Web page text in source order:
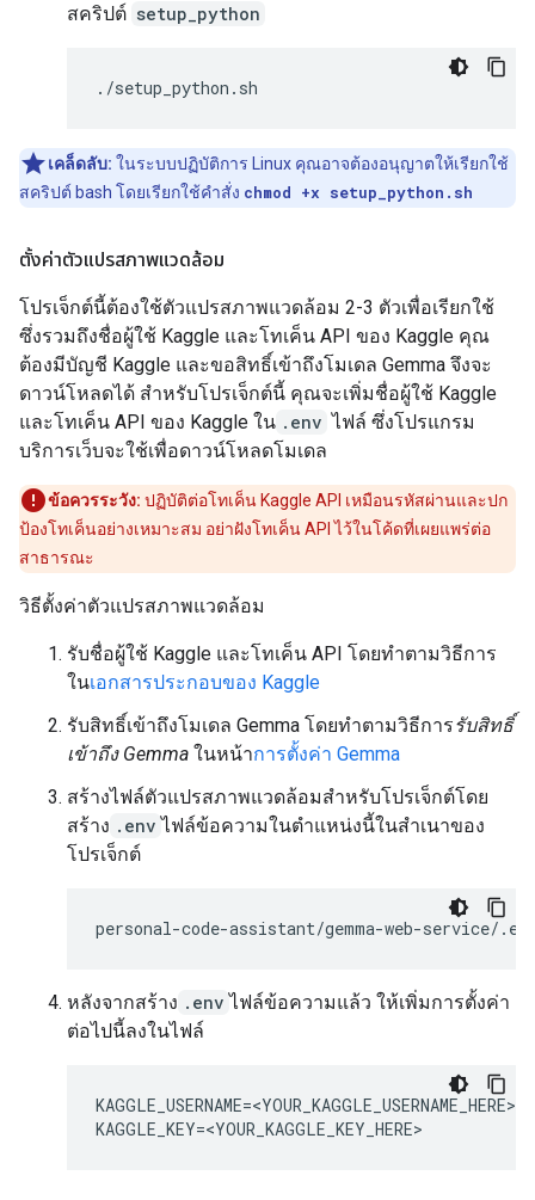
สคริปต์ setup_python
เคล็ดลับ: ในระบบปฏิบัติการ Linux คุณอาจต้องอนุญาตให้เรียกใช้
สคริปต์ bash โดยเรียกใช้คำสั่ง chmod +x setup_python.sh
ตั้งค่าตัวแปรสภาพแวดล้อม
โปรเจ็กต์นี้ต้องใช้ตัวแปรสภาพแวดล้อม 2-3 ตัวเพื่อเรียกใช้
ซึ่งรวมถึงชื่อผู้ใช้ Kaggle และโทเค็น API ของ Kaggle คุณ
ต้องมีบัญชี Kaggle และขอสิทธิ์เข้าถึงโมเดล Gemma จึงจะ
ดาวน์โหลดได้ สำหรับโปรเจ็กต์นี้ คุณจะเพิ่มชื่อผู้ใช้ Kaggle
และโทเค็น API ของ Kaggle ใน .env ไฟล์ ซึ่งโปรแกรม
บริการเว็บจะใช้เพื่อดาวน์โหลดโมเดล
ข้อควรระวัง: ปฏิบัติต่อโทเค็น Kaggle API เหมือนรหัสผ่านและปก
ป้องโทเค็นอย่างเหมาะสม อย่าฝังโทเค็น API ไว้ในโค้ดที่เผยแพร่ต่อ
สาธารณะ
วิธีตั้งค่าตัวแปรสภาพแวดล้อม
รับชื่อผู้ใช้ Kaggle และโทเค็น API โดยทำตามวิธีการ
ในเอกสารประกอบของ Kaggle
รับสิทธิ์เข้าถึงโมเดล Gemma โดยทำตามวิธีการรับสิทธิ์
เข้าถึง Gemma ในหน้าการตั้งค่า Gemma
สร้างไฟล์ตัวแปรสภาพแวดล้อมสำหรับโปรเจ็กต์โดย
สร้าง .env ไฟล์ข้อความในตำแหน่งนี้ในสำเนาของ
โปรเจ็กต์
หลังจากสร้าง .env ไฟล์ข้อความแล้ว ให้เพิ่มการตั้งค่า
ต่อไปนี้ลงในไฟล์
KAGGLE_USERNAME=<YOUR_KAGGLE_USERNAME_HERE>